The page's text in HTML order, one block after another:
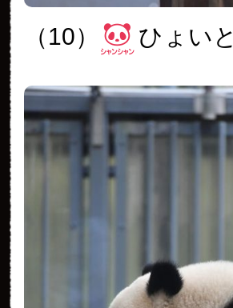
（10） ひょいと